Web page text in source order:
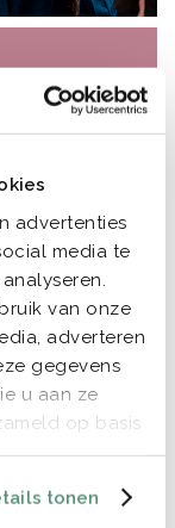
advertenties
media te
van onze
adverteren
gegevens
u aan ze
op basis
tonen
van ons
wijze
is ze ook
op
maar op
eens door
manier een
dag,
was.